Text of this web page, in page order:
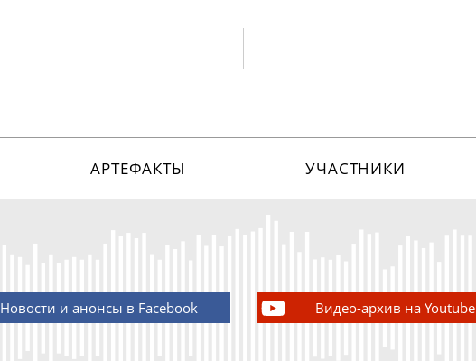
АРТЕФАКТЫ УЧАСТНИКИ
Новости и анонсы в Facebook Видео-архив на Youtube